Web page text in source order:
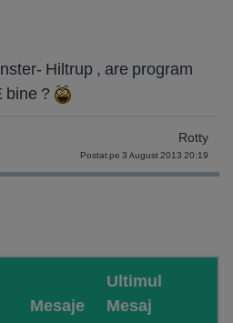
Hiltrup , are program
bine ?
Rotty
Postat pe 3 August 2013 20:19
Mesaje
Ultimul
Mesaj